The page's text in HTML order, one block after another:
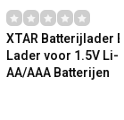
XTAR Batterijlader
Lader voor 1.5V Li-
AA/AAA Batterijen